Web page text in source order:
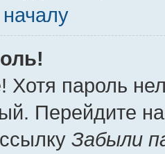
Хотя пароль
Перейдите
Забыли